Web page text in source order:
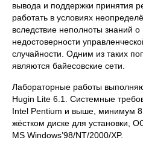
вывода и поддержки принятия
работать в условиях
вследствие неполноты знаний о
недостоверности
случайности. Одним из таких
являются байесовские сети.
Лабораторные работы
Hugin Lite 6.1. Системные
Intel Pentium и выше, минимум
жёстком диске для установки,
MS Windows’98/NT/2000/XP.